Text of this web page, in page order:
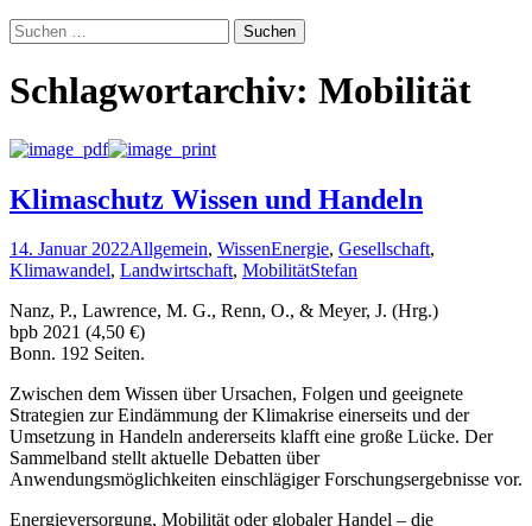
Suchen
nach:
Schlagwortarchiv: Mobilität
Klimaschutz Wissen und Handeln
14. Januar 2022Allgemein, WissenEnergie, Gesellschaft,
Klimawandel, Landwirtschaft, MobilitätStefan
Nanz, P., Lawrence, M. G., Renn, O., & Meyer, J. (Hrg.)
bpb 2021 (4,50 €)
Bonn. 192 Seiten.
Zwischen dem Wissen über Ursachen, Folgen und geeignete
Strategien zur Eindämmung der Klimakrise einerseits und der
Umsetzung in Handeln andererseits klafft eine große Lücke. Der
Sammelband stellt aktuelle Debatten über
Anwendungsmöglichkeiten einschlägiger Forschungsergebnisse vor.
Energieversorgung, Mobilität oder globaler Handel – die